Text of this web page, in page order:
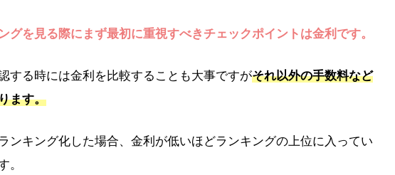
グを見る際にまず最初に重視すべきチェックポイントは金利です。
する時には金利を比較することも大事ですがそれ以外の手数料など
ます。
ンキング化した場合、金利が低いほどランキングの上位に入ってい
。